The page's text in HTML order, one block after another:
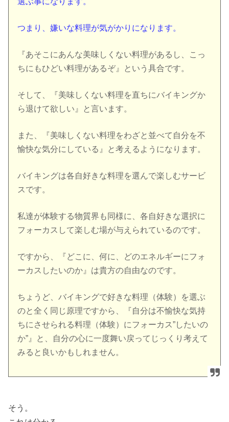
つまり、嫌いな料理が気がかりになります。
『あそこにあんな美味しくない料理があるし、こっ
ちにもひどい料理があるぞ』という具合です。
そして、『美味しくない料理を直ちにバイキングか
ら退けて欲しい』と言います。
また、『美味しくない料理をわざと並べて自分を不
愉快な気分にしている』と考えるようになります。
バイキングは各自好きな料理を選んで楽しむサービ
スです。
私達が体験する物質界も同様に、各自好きな選択に
フォーカスして楽しむ場が与えられているのです。
ですから、『どこに、何に、どのエネルギーにフォ
ーカスしたいのか』は貴方の自由なのです。
ちょうど、バイキングで好きな料理（体験）を選ぶ
のと全く同じ原理ですから、『自分は不愉快な気持
ちにさせられる料理（体験）にフォーカス”したいの
か”』と、自分の心に一度舞い戻ってじっくり考えて
みると良いかもしれません。
そう。